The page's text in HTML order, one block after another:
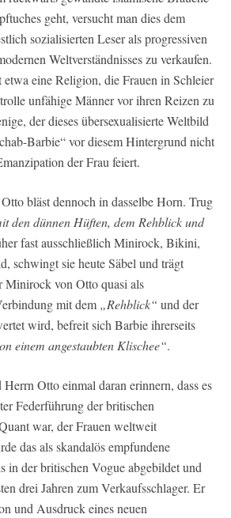
geht, versucht man dies dem
sozialisierten Leser als progressiven
Weltverständnisses zu verkaufen.
eine Religion, die Frauen in Schleier
unfähige Männer vor ihren Reizen zu
der dieses übersexualisierte Weltbild
Barbie“ vor diesem Hintergrund nicht
der Frau feiert.
bläst dennoch in dasselbe Horn. Trug
den dünnen Hüften, dem Rehblick und
fast ausschließlich Minirock, Bikini,
schwingt sie heute Säbel und trägt
Minirock von Otto quasi als
mit dem „Rehblick“ und der
wird, befreit sich Barbie ihrerseits
einem angestaubten Klischee“.
Otto einmal daran erinnern, dass es
Federführung der britischen
war, der Frauen weltweit
das als skandalös empfundene
in der britischen Vogue abgebildet und
drei Jahren zum Verkaufsschlager. Er
und Ausdruck eines neuen